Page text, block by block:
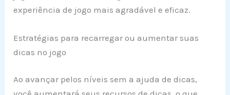
experiência de jogo mais agradável e eficaz.
Estratégias para recarregar ou aumentar suas
dicas no jogo
Ao avançar pelos níveis sem a ajuda de dicas,